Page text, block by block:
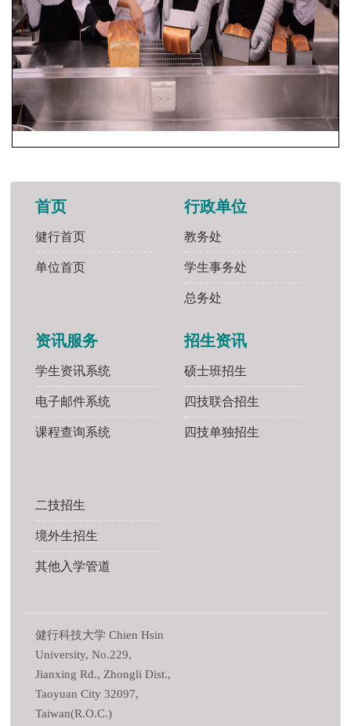
首页
健行首页
单位首页
行政单位
教务处
学生事务处
总务处
资讯服务
学生资讯系统
电子邮件系统
课程查询系统
招生资讯
硕士班招生
四技联合招生
四技单独招生
二技招生
境外生招生
其他入学管道
健行科技大学 Chien Hsin
University, No.229,
Jianxing Rd., Zhongli Dist.,
Taoyuan City 32097,
Taiwan(R.O.C.)